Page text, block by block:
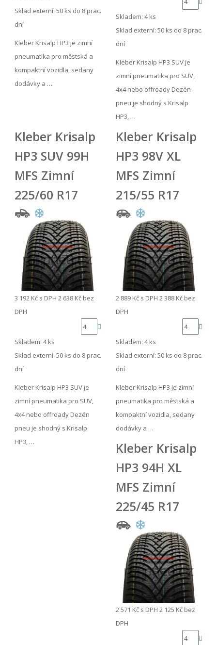
Sklad externí: 50 ks do 8 prac.
dní
Kleber Krisalp HP3 je zimní
pneumatika pro městská a
kompaktní vozidla, sedany
dodávky a …
Skladem: 4 ks
Sklad externí: 50 ks do 8 prac.
dní
Kleber Krisalp HP3 SUV je
zimní pneumatika pro SUV,
4x4 nebo offroady Dezén
pneu je shodný s Krisalp
HP3, …
Kleber Krisalp
HP3 SUV 99H
MFS Zimní
225/60 R17
3 192 Kč s DPH 2 638 Kč bez
DPH
Skladem: 4 ks
Sklad externí: 50 ks do 8 prac.
dní
Kleber Krisalp HP3 SUV je
zimní pneumatika pro SUV,
4x4 nebo offroady Dezén
pneu je shodný s Krisalp
HP3, …
Kleber Krisalp
HP3 98V XL
MFS Zimní
215/55 R17
2 889 Kč s DPH 2 388 Kč bez
DPH
Skladem: 4 ks
Sklad externí: 50 ks do 8 prac.
dní
Kleber Krisalp HP3 je zimní
pneumatika pro městská a
kompaktní vozidla, sedany
dodávky a …
Kleber Krisalp
HP3 94H XL
MFS Zimní
225/45 R17
2 571 Kč s DPH 2 125 Kč bez
DPH